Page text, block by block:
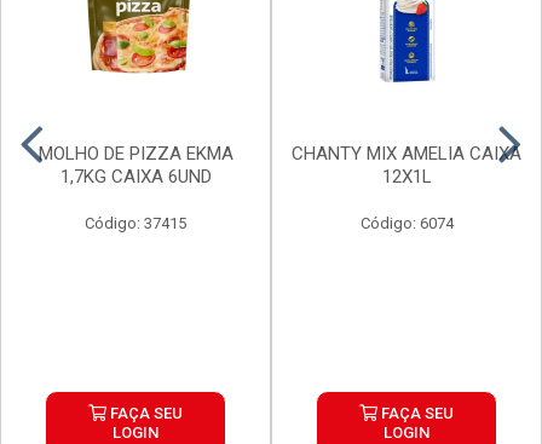
MOLHO DE PIZZA EKMA
1,7KG CAIXA 6UND
Código: 37415
FAÇA SEU
LOGIN
CHANTY MIX AMELIA CAIXA
12X1L
Código: 6074
FAÇA SEU
LOGIN